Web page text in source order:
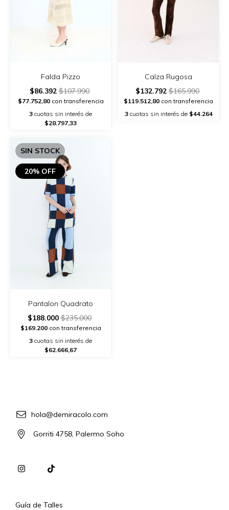
Falda Pizzo
$86.392$107.990
$77.752,80con transferencia
3 cuotas sin interés de
$28.797,33
Calza Rugosa
$132.792$165.990
$119.512,80 con transferencia
3cuotas sin interés de $44.264
SIN STOCK
20% OFF
Pantalon Quadrato
$188.000$235.000
$169.200con transferencia
3 cuotas sin interés de
$62.666,67
hola@demiracolo.com
Gorriti 4758, Palermo Soho
Guía de Talles